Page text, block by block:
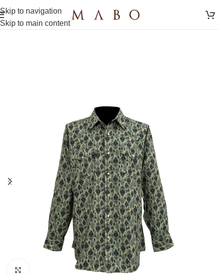
Skip to navigation
Skip to main content
Clic para ampliar